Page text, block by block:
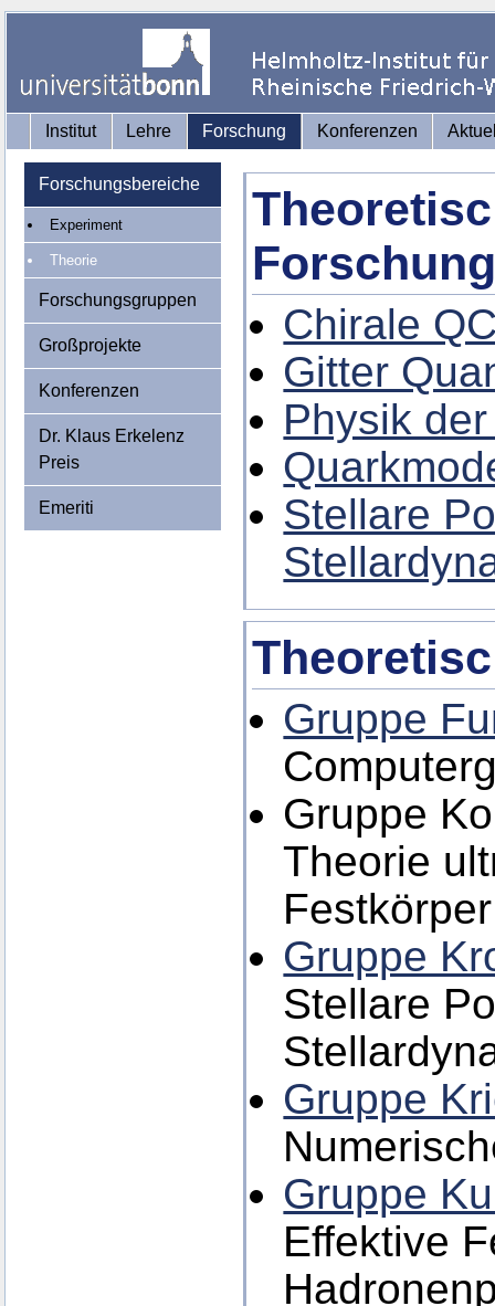
Institut Lehre Forschung Konferenzen
Forschungsbereiche
Experiment
Theorie
Forschungsgruppen
Großprojekte
Konferenzen
Dr. Klaus Erkelenz
Preis
Emeriti
Chirale
Gitter
Physik
Stellare
Gruppe
Gruppe
Theorie
Festkörper
Gruppe
Stellare
Gruppe
Gruppe
Effektive